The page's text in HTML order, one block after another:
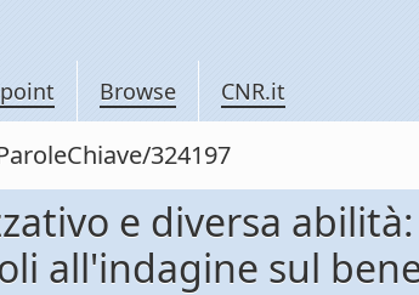
Browse CNR.it
324197
e diversa
all'indagine sul